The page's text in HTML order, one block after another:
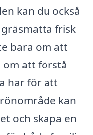
kan du också
frisk
bara om att
om att förstå
har för att
kan
och skapa en